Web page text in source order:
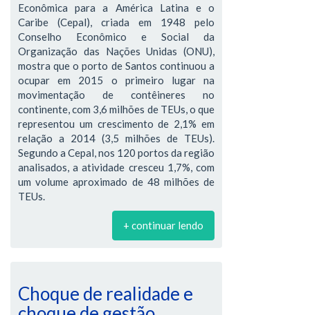
Econômica para a América Latina e o
Caribe (Cepal), criada em 1948 pelo
Conselho Econômico e Social da
Organização das Nações Unidas (ONU),
mostra que o porto de Santos continuou a
ocupar em 2015 o primeiro lugar na
movimentação de contêineres no
continente, com 3,6 milhões de TEUs, o que
representou um crescimento de 2,1% em
relação a 2014 (3,5 milhões de TEUs).
Segundo a Cepal, nos 120 portos da região
analisados, a atividade cresceu 1,7%, com
um volume aproximado de 48 milhões de
TEUs.
+ continuar lendo
Choque de realidade e